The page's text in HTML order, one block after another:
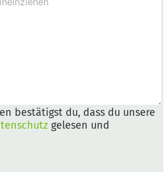
bestätigst du, dass du unsere
gelesen und